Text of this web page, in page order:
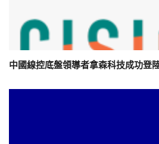
中國線控底盤領導者拿森科技成功登